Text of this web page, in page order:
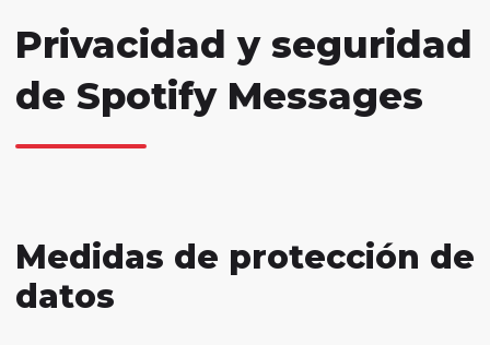
Privacidad y seguridad
de Spotify Messages
Medidas de protección de
datos